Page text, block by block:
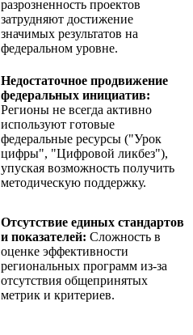
разрозненность проектов
затрудняют достижение
значимых результатов на
федеральном уровне.
Недостаточное продвижение
федеральных инициатив:
Регионы не всегда активно
используют готовые
федеральные ресурсы ("Урок
цифры", "Цифровой ликбез"),
упуская возможность получить
методическую поддержку.
Отсутствие единых стандартов
и показателей: Сложность в
оценке эффективности
региональных программ из-за
отсутствия общепринятых
метрик и критериев.